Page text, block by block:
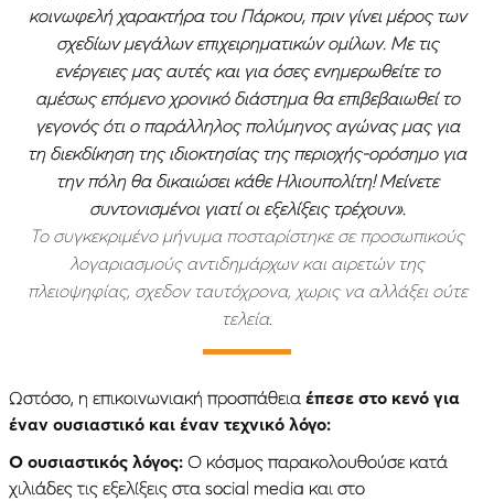
κοινωφελή χαρακτήρα του Πάρκου, πριν γίνει μέρος των
σχεδίων μεγάλων επιχειρηματικών ομίλων. Με τις
ενέργειες μας αυτές και για όσες ενημερωθείτε το
αμέσως επόμενο χρονικό διάστημα θα επιβεβαιωθεί το
γεγονός ότι ο παράλληλος πολύμηνος αγώνας μας για
τη διεκδίκηση της ιδιοκτησίας της περιοχής-ορόσημο για
την πόλη θα δικαιώσει κάθε Ηλιουπολίτη! Μείνετε
συντονισμένοι γιατί οι εξελίξεις τρέχουν».
Το συγκεκριμένο μήνυμα ποσταρίστηκε σε προσωπικούς
λογαριασμούς αντιδημάρχων και αιρετών της
πλειοψηφίας, σχεδον ταυτόχρονα, χωρις να αλλάξει ούτε
τελεία.
Ωστόσο, η επικοινωνιακή προσπάθεια έπεσε στο κενό για
έναν ουσιαστικό και έναν τεχνικό λόγο:
Ο ουσιαστικός λόγος: Ο κόσμος παρακολουθούσε κατά
χιλιάδες τις εξελίξεις στα social media και στο